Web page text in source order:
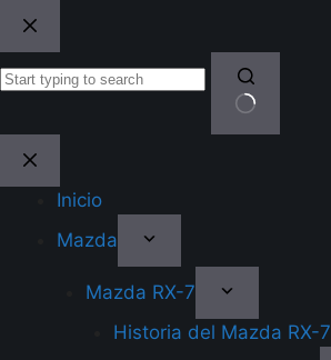
content
Inicio
Mazda
Mazda RX-7
Historia del Mazda RX-7